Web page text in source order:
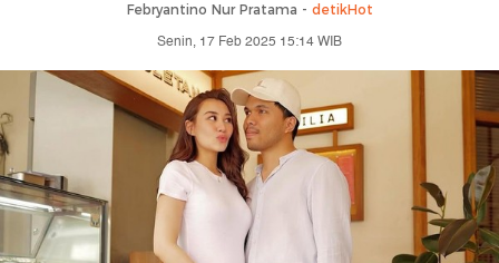
Febryantino Nur Pratama - detikHot
Senin, 17 Feb 2025 15:14 WIB